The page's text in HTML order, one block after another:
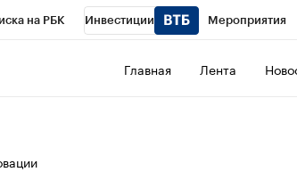
на РБК Инвестиции Мероприятия
Главная Лента